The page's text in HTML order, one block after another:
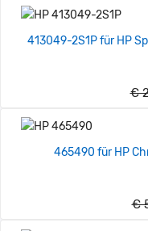
413049-2S1P für HP
€
465490 für HP
€